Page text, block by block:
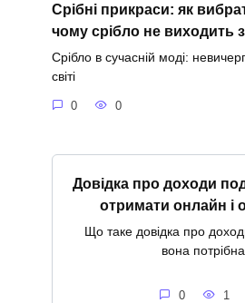
Срібні прикраси: як
чому срібло не виходить
Срібло в сучасній моді:
світі
0 0
Довідка про доходи
отримати онлайн і
Що таке довідка про
вона потрібна
0 1